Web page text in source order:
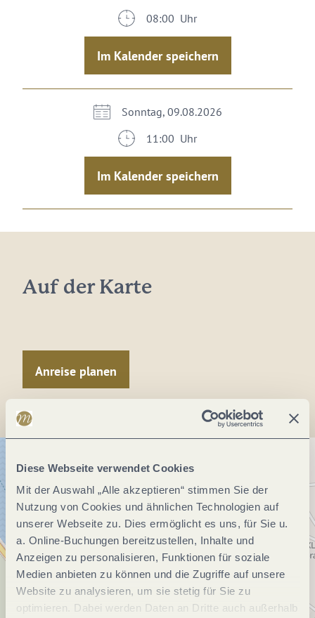
Diese Webseite verwendet Cookies
Mit der Auswahl „Alle akzeptieren“ stimmen Sie der
Nutzung von Cookies und ähnlichen Technologien auf
unserer Webseite zu. Dies ermöglicht es uns, für Sie u.
a. Online-Buchungen bereitzustellen, Inhalte und
Anzeigen zu personalisieren, Funktionen für soziale
Medien anbieten zu können und die Zugriffe auf unsere
Website zu analysieren, um sie stetig für Sie zu
optimieren. Dabei werden Daten an Dritte auch außerhalb
08:00 Uhr
Im Kalender speichern
Sonntag, 09.08.2026
11:00 Uhr
Im Kalender speichern
Auf der Karte
Anreise planen